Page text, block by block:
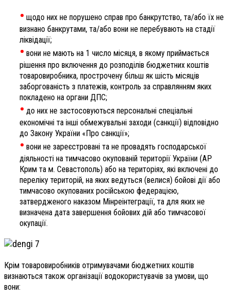
• щодо них не порушено справ про банкрутство, та/або їх не
визнано банкрутами, та/або вони не перебувають на стадії
ліквідації;
• вони не мають на 1 число місяця, в якому приймається
рішення про включення до розподілів бюджетних коштів
товаровиробника, прострочену більш як шість місяців
заборгованість з платежів, контроль за справлянням яких
покладено на органи ДПС;
• до них не застосовуються персональні спеціальні
економічні та інші обмежувальні заходи (санкції) відповідно
до Закону України «Про санкції»;
• вони не зареєстровані та не провадять господарської
діяльності на тимчасово окупованій території України (АР
Крим та м. Севастополь) або на територіях, які включені до
переліку територій, на яких ведуться (велися) бойові дії або
тимчасово окупованих російською федерацією,
затвердженого наказом Мінреінтеграції, та для яких не
визначена дата завершення бойових дій або тимчасової
окупації.
Крім товаровиробників отримувачами бюджетних коштів
визнаються також організації водокористувачів за умови, що
вони: